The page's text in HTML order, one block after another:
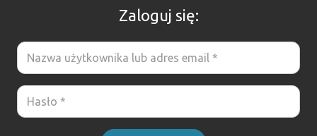
Zaloguj się: